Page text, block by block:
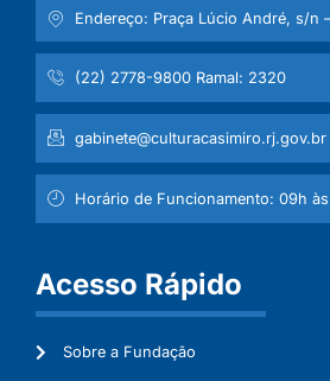
Endereço: Praça Lúcio André, s/n
(22) 2778-9800 Ramal: 2320
gabinete@culturacasimiro.rj.gov.br
Horário de Funcionamento: 09h às
Acesso Rápido
Sobre a Fundação